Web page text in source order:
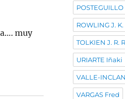
muy
ROWLING J. K.
TOLKIEN J. R.
URIARTE Iñaki
VALLE-
VARGAS Fred